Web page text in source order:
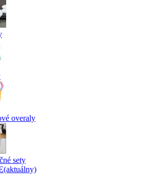
overaly
sety
(aktuálny)